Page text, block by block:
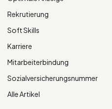
Rekrutierung
Soft Skills
Karriere
Mitarbeiterbindung
Sozialversicherungsnummer
Alle Artikel